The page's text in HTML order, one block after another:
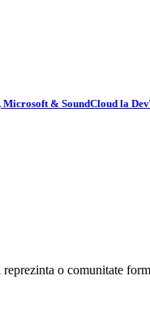
Microsoft & SoundCloud la
o comunitate